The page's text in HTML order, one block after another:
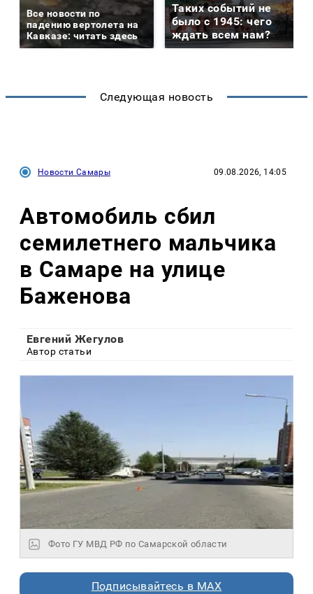
Все новости по
падению вертолета на
Кавказе: читать здесь
Таких событий не
было с 1945: чего
ждать всем нам?
Следующая новость
Новости Самары 09.08.2026, 14:05
Автомобиль сбил
семилетнего мальчика
в Самаре на улице
Баженова
Евгений Жегулов
Автор статьи
Фото ГУ МВД РФ по Самарской области
Подписывайтесь в MAX